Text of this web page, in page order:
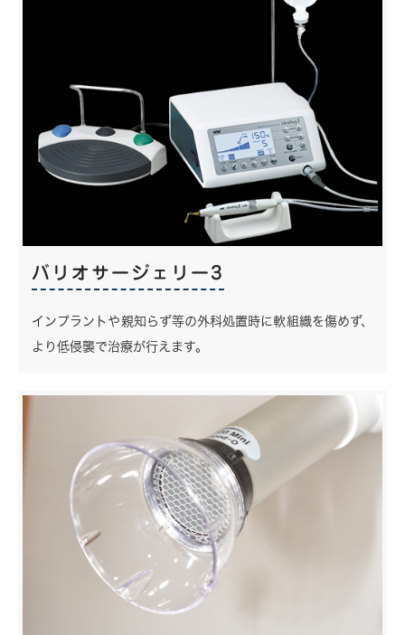
バリオサージェリー3
インプラントや親知らず等の外科処置時に軟組織を傷めず、
より低侵襲で治療が行えます。